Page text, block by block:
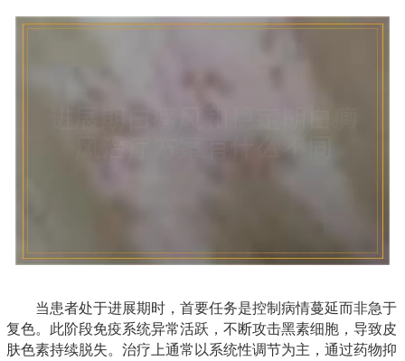
当患者处于进展期时，首要任务是控制病情蔓延而非急于
复色。此阶段免疫系统异常活跃，不断攻击黑素细胞，导致皮
肤色素持续脱失。治疗上通常以系统性调节为主，通过药物抑